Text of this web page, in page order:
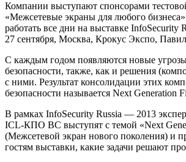
Компании выступают спонсорами
«Межсетевые экраны для любого
работать все дни на выставке InfoSecurity
27 сентября, Москва, Крокус Экспо,
С каждым годом появляются новые
безопасности, также, как и решения
с ними. Результат консолидации этих
безопасности называется Next Generation
В рамках InfoSecurity Russia — 2013
ICL-КПО ВС выступят с темой «Next
(Межсетевой экран нового поколения) и
гостям выставки, какие задачи решают